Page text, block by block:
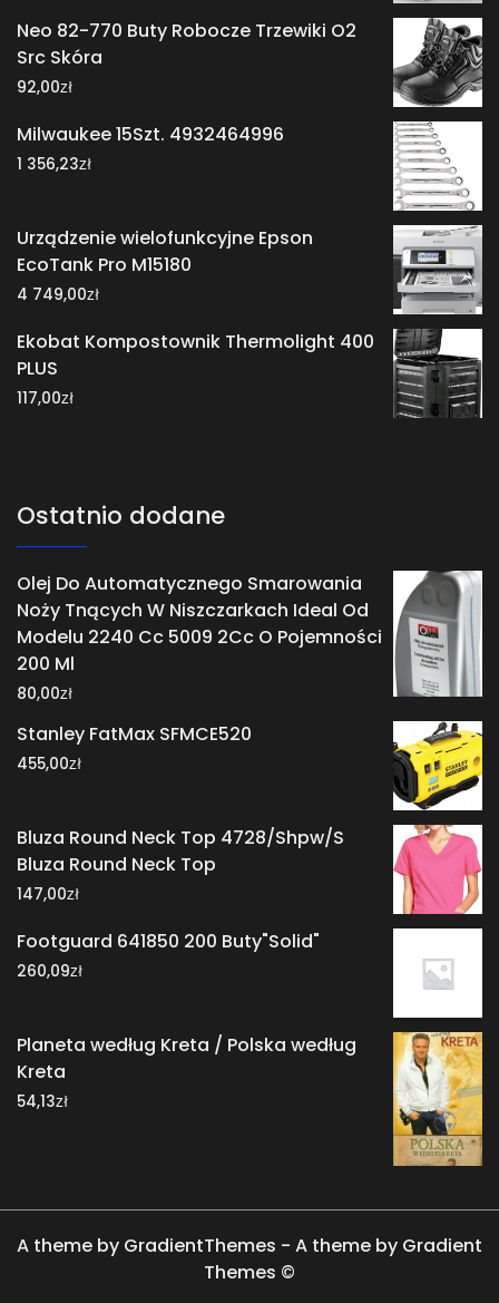
Neo 82-770 Buty Robocze Trzewiki O2
Src Skóra
92,00zł
Milwaukee 15Szt. 4932464996
1 356,23zł
Urządzenie wielofunkcyjne Epson
EcoTank Pro M15180
4 749,00zł
Ekobat Kompostownik Thermolight 400
PLUS
117,00zł
Ostatnio dodane
Olej Do Automatycznego Smarowania
Noży Tnących W Niszczarkach Ideal Od
Modelu 2240 Cc 5009 2Cc O Pojemności
200 Ml
80,00zł
Stanley FatMax SFMCE520
455,00zł
Bluza Round Neck Top 4728/Shpw/S
Bluza Round Neck Top
147,00zł
Footguard 641850 200 Buty"Solid"
260,09zł
Planeta według Kreta / Polska według
Kreta
54,13zł
A theme by GradientThemes - A theme by Gradient
Themes ©